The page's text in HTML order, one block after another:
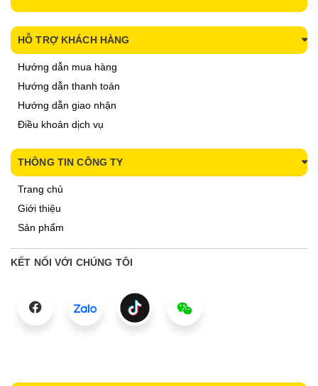
HỖ TRỢ KHÁCH HÀNG
Hướng dẫn mua hàng
Hướng dẫn thanh toán
Hướng dẫn giao nhận
Điều khoản dịch vụ
THÔNG TIN CÔNG TY
Trang chủ
Giới thiệu
Sản phẩm
KẾT NỐI VỚI CHÚNG TÔI